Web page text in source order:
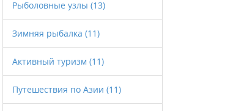
Рыболовные узлы (13)
Зимняя рыбалка (11)
Активный туризм (11)
Путешествия по Азии (11)